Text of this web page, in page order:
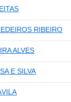
RIBEIRO
ALVES
E SILVA